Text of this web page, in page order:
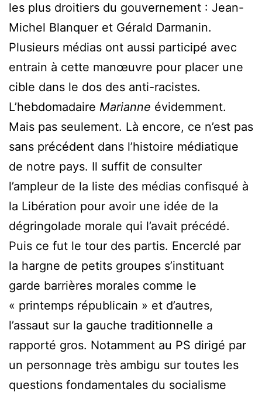
les plus droitiers du gouvernement : Jean-
Michel Blanquer et Gérald Darmanin.
Plusieurs médias ont aussi participé avec
entrain à cette manœuvre pour placer une
cible dans le dos des anti-racistes.
L’hebdomadaire Marianne évidemment.
Mais pas seulement. Là encore, ce n’est pas
sans précédent dans l’histoire médiatique
de notre pays. Il suffit de consulter
l’ampleur de la liste des médias confisqué à
la Libération pour avoir une idée de la
dégringolade morale qui l’avait précédé.
Puis ce fut le tour des partis. Encerclé par
la hargne de petits groupes s’instituant
garde barrières morales comme le
« printemps républicain » et d’autres,
l’assaut sur la gauche traditionnelle a
rapporté gros. Notamment au PS dirigé par
un personnage très ambigu sur toutes les
questions fondamentales du socialisme